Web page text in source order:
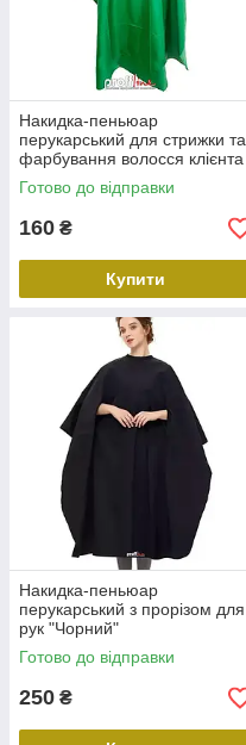
Накидка-пеньюар
перукарський для стрижки та
фарбування волосся клієнта
Schwarzkopf 130х140 см
зелений
Готово до відправки
160 ₴
Купити
Накидка-пеньюар
перукарський з прорізом для
рук "Чорний"
Готово до відправки
250 ₴